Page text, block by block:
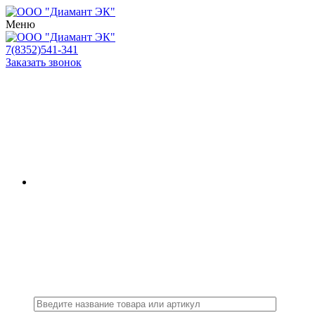
Меню
7(8352)541-341
Заказать звонок